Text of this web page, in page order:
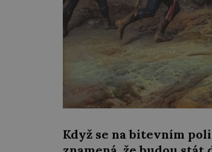
Když se na bitevním